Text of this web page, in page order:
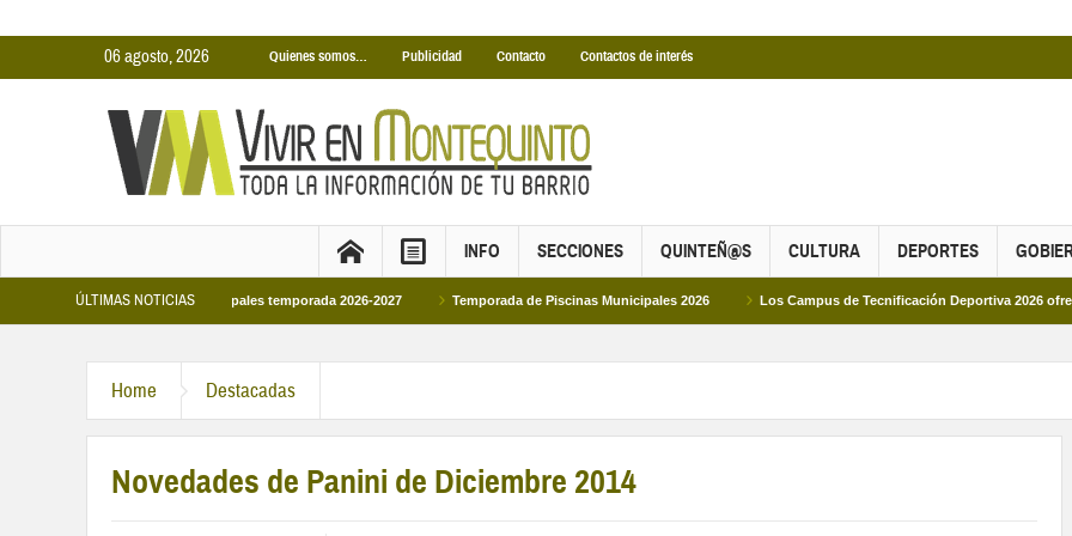
06 agosto, 2026 Quienes somos… Publicidad Contacto Contactos de interés
INFO SECCIONES QUINTEÑ@S CULTURA DEPORTES
ÚLTIMAS NOTICIAS
Cubiertas Municipales temporada 2026-2027 Temporada de Piscinas Municipales 2026 Los Campus de Tecnificación Deportiva 2026 ofrecen cuatro
Home Destacadas
Novedades de Panini de Diciembre 2014